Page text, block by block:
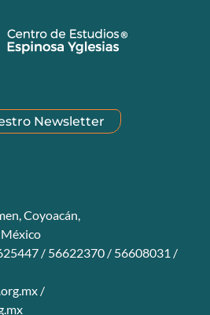
Newsletter
Coyoacán,
México
/ 56622370 / 56608031 /
/